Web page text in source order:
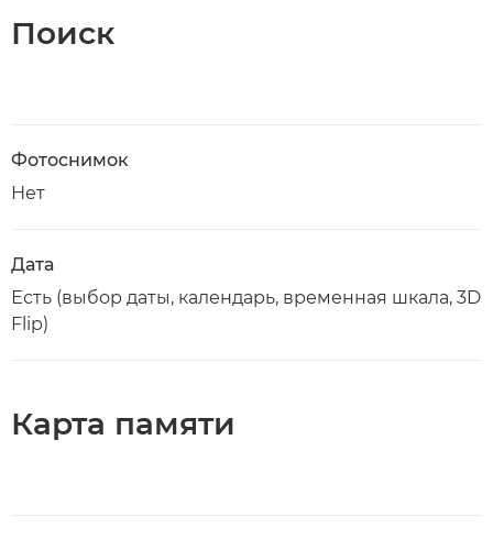
Поиск
Фотоснимок
Нет
Дата
Есть (выбор даты, календарь, временная шкала, 3D
Flip)
Карта памяти